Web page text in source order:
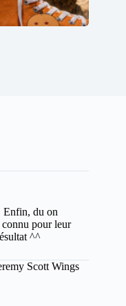
du on
connu pour leur
^^
Scott Wings